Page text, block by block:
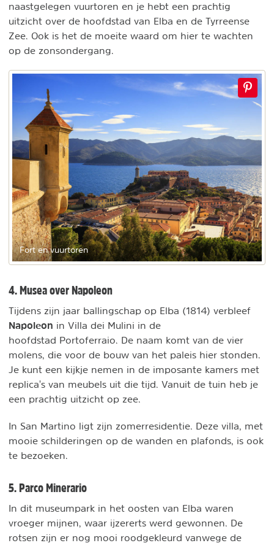
naastgelegen vuurtoren en je hebt een prachtig
uitzicht over de hoofdstad van Elba en de Tyrreense
Zee. Ook is het de moeite waard om hier te wachten
op de zonsondergang.
Fort en vuurtoren
4. Musea over Napoleon
Tijdens zijn jaar ballingschap op Elba (1814) verbleef
Napoleon in Villa dei Mulini in de
hoofdstad Portoferraio. De naam komt van de vier
molens, die voor de bouw van het paleis hier stonden.
Je kunt een kijkje nemen in de imposante kamers met
replica's van meubels uit die tijd. Vanuit de tuin heb je
een prachtig uitzicht op zee.
In San Martino ligt zijn zomerresidentie. Deze villa, met
mooie schilderingen op de wanden en plafonds, is ook
te bezoeken.
5. Parco Minerario
In dit museumpark in het oosten van Elba waren
vroeger mijnen, waar ijzererts werd gewonnen. De
rotsen zijn er nog mooi roodgekleurd vanwege de